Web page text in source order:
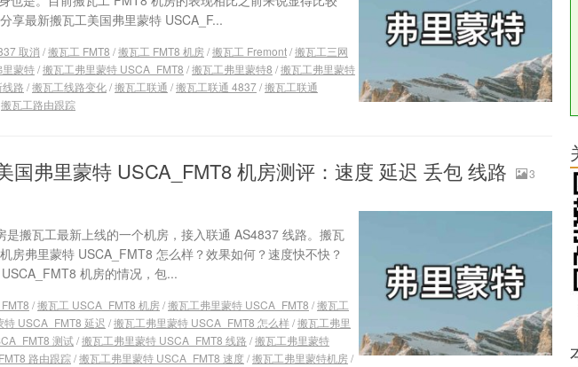
享最新搬瓦工美国弗里蒙特 USCA_F...
取消 /搬瓦工 FMT8 /搬瓦工 FMT8 机房/搬瓦工 Fremont/搬瓦工三网
蒙特/搬瓦工弗里蒙特 USCA_FMT8 /搬瓦工弗里蒙特8 /搬瓦工弗里蒙特
路 /搬瓦工线路变化/搬瓦工联通 /搬瓦工联通 4837/搬瓦工联通
搬瓦工路由跟踪
国弗里蒙特 USCA_FMT8 机房测评：速度 延迟 丢包 线路
3
搬瓦工最新上线的一个机房，接入联通 AS4837 线路。搬瓦
房弗里蒙特 USCA_FMT8 怎么样？效果如何？速度快不快？
机房的情况，包...
/搬瓦工 USCA_FMT8 机房/搬瓦工弗里蒙特 USCA_FMT8 /搬瓦工
特 USCA_FMT8 延迟 /搬瓦工弗里蒙特 USCA_FMT8 怎么样/搬瓦工弗里
测试 /搬瓦工弗里蒙特 USCA_FMT8 线路 /搬瓦工弗里蒙特
路由跟踪/搬瓦工弗里蒙特 USCA_FMT8 速度/搬瓦工弗里蒙特机房/